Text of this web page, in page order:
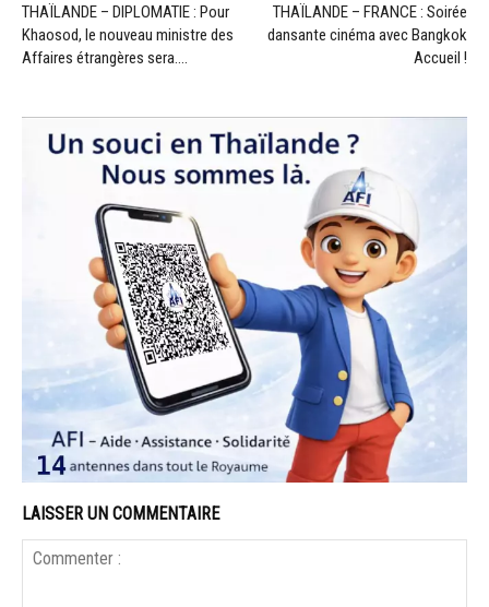
THAÏLANDE – DIPLOMATIE : Pour
Khaosod, le nouveau ministre des
Affaires étrangères sera….
THAÏLANDE – FRANCE : Soirée
dansante cinéma avec Bangkok
Accueil !
LAISSER UN COMMENTAIRE